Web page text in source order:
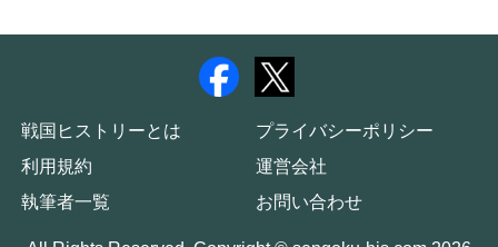
戦国ヒストリーとは
プライバシーポリシー
利用規約
運営会社
執筆者一覧
お問い合わせ